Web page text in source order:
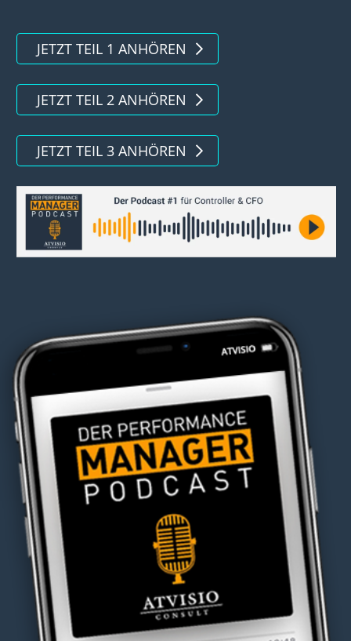
JETZT TEIL 1 ANHÖREN
JETZT TEIL 2 ANHÖREN
JETZT TEIL 3 ANHÖREN